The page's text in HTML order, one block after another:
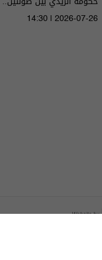
14:30 | 2026-07-26